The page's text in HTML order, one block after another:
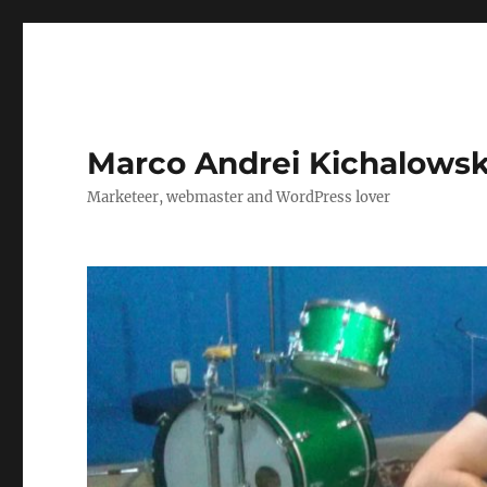
Marco Andrei
Marketeer, webmaster and WordPress lover